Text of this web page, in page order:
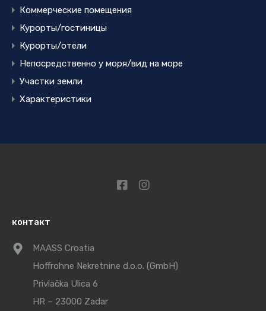
Коммерческие помещения
Курорты/гостиницы
Курорты/отели
Непосредственно у моря/вид на море
Участки земли
Характеристики
контакт
MAASS Croatia
Hoffrohne Nekretnine d.o.o. (GmbH)
Privlačka Ulica 6
HR – 23000 Zadar